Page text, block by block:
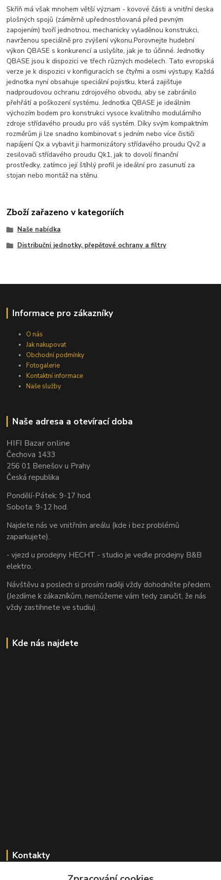
Skříň má však mnohem větší význam - kovové části a vnitřní deska
plošných spojů (záměrně upřednostňovaná před pevným
zapojením) tvoří jednotnou, mechanicky vyladěnou konstrukci,
navrženou speciálně pro zvýšení výkonu.Porovnejte hudební
výkon QBASE s konkurencí a uslyšíte, jak je to účinné. Jednotky
QBASE jsou k dispozici ve třech různých modelech. Tato evropská
verze je k dispozici v konfiguracích se čtyřmi a osmi výstupy. Každá
jednotka nyní obsahuje speciální pojistku, která zajišťuje
nadproudovou ochranu zdrojového obvodu, aby se zabránilo
přehřátí a poškození systému. Jednotka QBASE je ideálním
výchozím bodem pro konstrukci vysoce kvalitního modulárního
zdroje střídavého proudu pro váš systém. Díky svým kompaktním
rozměrům ji lze snadno kombinovat s jedním nebo více čističi
napájení Qx a vybavit ji harmonizátory střídavého proudu Qv2 a
zesilovači střídavého proudu Qk1, jak to dovolí finanční
prostředky, zatímco její štíhlý profil je ideální pro zasunutí za
stojan nebo montáž na stěnu.
Zboží zařazeno v kategoriích
Naše nabídka
Distribuční jednotky, přepěťové ochrany a filtry
Informace pro zákazníky
O nás
Jak nakupovat
Obchodní podmínky
Fotogalerie
Kontaktní informace
Naše služby
Naše adresa a otevírací doba
HIFI Bazar online
Čechova 1433
256 01 Benešov u Prahy
Česká republika
Pondělí-Pátek: 9-17 hod.
Sobota: 9-12 hod.
Najdete nás ve vnitřním areálu (kde i bez problémů
zaparkujete).
- vjezd u prodejny HECHT - studio je vedle prodejny B&B
elektro.
Návštěvu a poslech si prosím raději vždy dohodněte předem.
(Jezdíme k zákazníkům, nemůžeme vám tedy zaručit, že nás
vždy zastihnete ve studiu).
Kde nás najdete
Kontakty